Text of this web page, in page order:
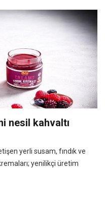
nesil kahvaltı
yerli susam, fındık ve
yenilikçi üretim